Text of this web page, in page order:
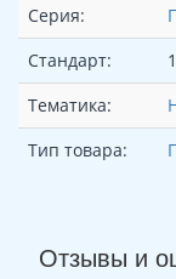
Серия:
Стандарт:
1
Тематика:
Тип товара:
Отзывы и